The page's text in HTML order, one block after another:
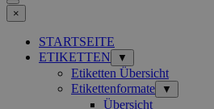
×
STARTSEITE
ETIKETTEN
▼
Etiketten Übersicht
Etikettenformate
▼
Übersicht